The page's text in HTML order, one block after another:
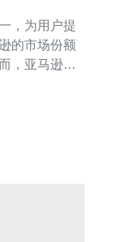
，为用户提
的市场份额
，亚马逊上
亚马逊日本